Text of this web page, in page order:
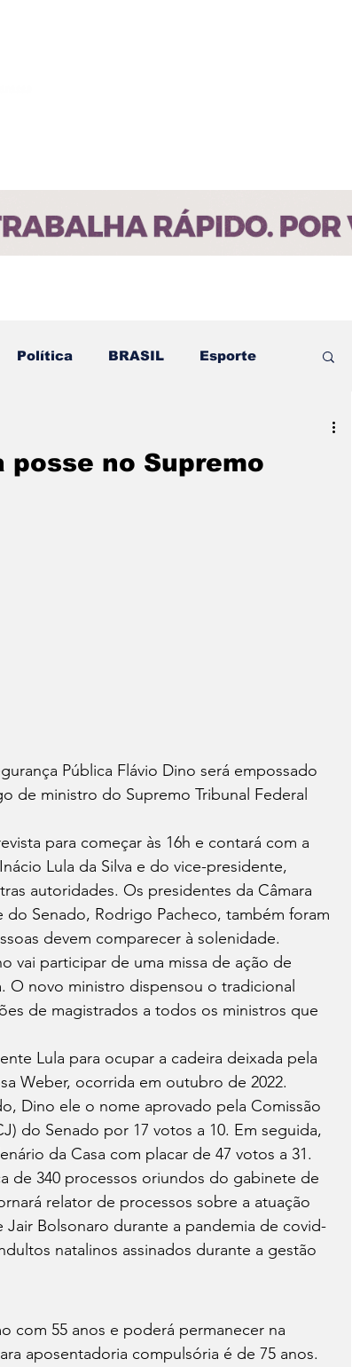
Política BRASIL Esporte
posse no Supremo
Pública Flávio Dino será empossado
de ministro do Supremo Tribunal Federal
para começar às 16h e contará com a
Lula da Silva e do vice-presidente,
autoridades. Os presidentes da Câmara
Senado, Rodrigo Pacheco, também foram
devem comparecer à solenidade.
vai participar de uma missa de ação de
O novo ministro dispensou o tradicional
de magistrados a todos os ministros que
Lula para ocupar a cadeira deixada pela
Weber, ocorrida em outubro de 2022.
Dino ele o nome aprovado pela Comissão
do Senado por 17 votos a 10. Em seguida,
da Casa com placar de 47 votos a 31.
de 340 processos oriundos do gabinete de
relator de processos sobre a atuação
Bolsonaro durante a pandemia de covid-
natalinos assinados durante a gestão
com 55 anos e poderá permanecer na
aposentadoria compulsória é de 75 anos.